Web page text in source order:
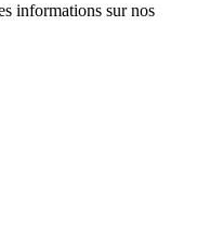
informations sur nos